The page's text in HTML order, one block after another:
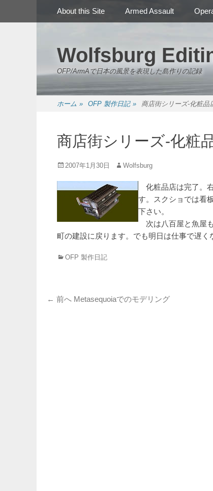
Wolfsburg
OFP/ArmAで日本の風景を表現した島作りの記録
メインメニュー
キ
About this Site Armed Assault
ホーム » OFP 製作日記 » 商店街シリーズ-化粧品
商店街シリーズ-化粧
投 2007年1月30日
投
者
Wolfsburg
化粧品店は完了。
す。スクショでは看
下さい。
次は八百屋と魚屋
町の建設に戻ります。でも明日は仕事で遅く
カ
ー
OFP 製作日記
投
← 前へ 前
Metasequoiaでのモデリング